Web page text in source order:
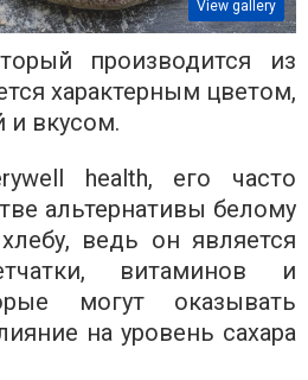
View gallery
производится из
характерным цветом,
и вкусом.
health, его часто
альтернативы белому
ведь он является
витаминов и
могут оказывать
на уровень сахара